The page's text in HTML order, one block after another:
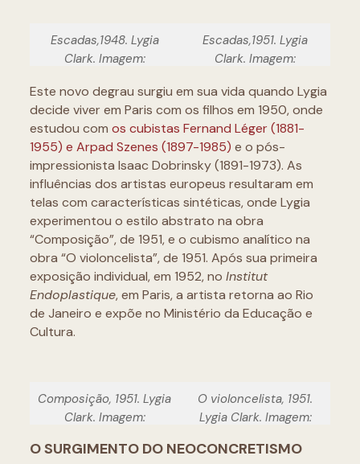
Escadas,1948. Lygia
Clark. Imagem:
Escadas,1951. Lygia
Clark. Imagem:
Este novo degrau surgiu em sua vida quando Lygia
decide viver em Paris com os filhos em 1950, onde
estudou com os cubistas Fernand Léger (1881-
1955) e Arpad Szenes (1897-1985) e o pós-
impressionista Isaac Dobrinsky (1891-1973). As
influências dos artistas europeus resultaram em
telas com características sintéticas, onde Lygia
experimentou o estilo abstrato na obra
“Composição”, de 1951, e o cubismo analítico na
obra “O violoncelista”, de 1951. Após sua primeira
exposição individual, em 1952, no Institut
Endoplastique, em Paris, a artista retorna ao Rio
de Janeiro e expõe no Ministério da Educação e
Cultura.
Composição, 1951. Lygia
Clark. Imagem:
O violoncelista, 1951.
Lygia Clark. Imagem:
O SURGIMENTO DO NEOCONCRETISMO